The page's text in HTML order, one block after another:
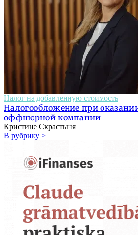
Налог на добавленную стоимость
Налогообложение при
оффшорной компании
Кристине Скрастыня
В рубрику >